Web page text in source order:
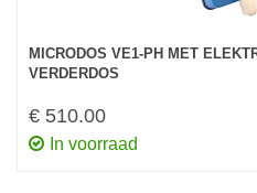
MICRODOS VE1-PH MET
VERDERDOS
€ 510.00
In voorraad